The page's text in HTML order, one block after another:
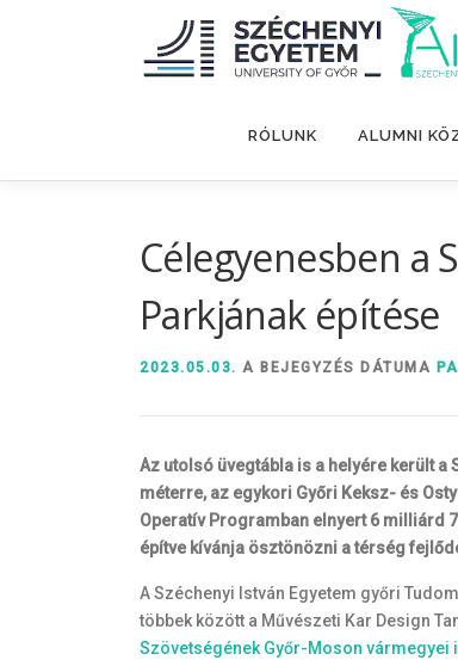
RÓLUNK ALUMNI
Célegyenesben a
Parkjának építése
2023.05.03. A BEJEGYZÉS DÁTUMA
Az utolsó üvegtábla is a helyére került
méterre, az egykori Győri Keksz- és
Operatív Programban elnyert 6 milliárd
építve kívánja ösztönözni a térség
A Széchenyi István Egyetem győri
többek között a Művészeti Kar Design
Szövetségének Győr-Moson vármegyei